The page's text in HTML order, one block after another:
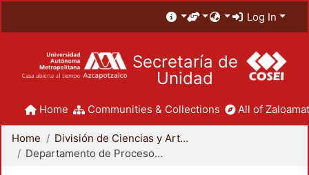
Log In
Secretaría de
Unidad
Home Communities & Collections All of
Home
División de Ciencias y Artes para el Diseño
Departamento de Procesos y Técnicas de Realización